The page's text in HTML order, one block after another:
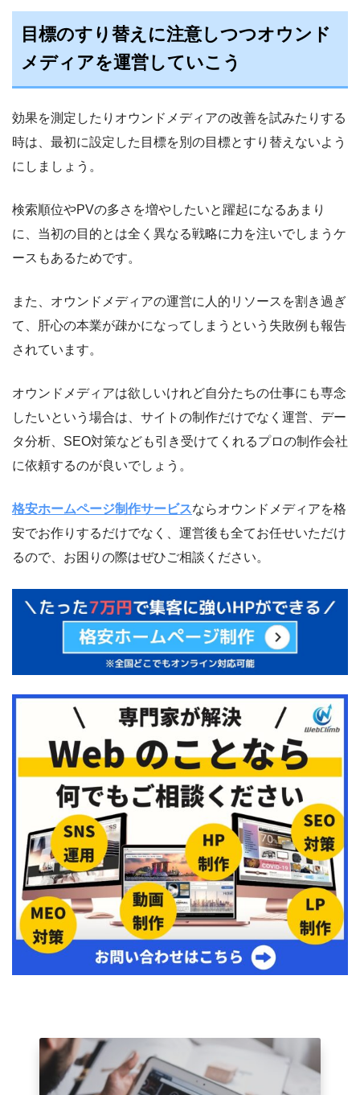
目標のすり替えに注意しつつオウンド
メディアを運営していこう
効果を測定したりオウンドメディアの改善を試みたりする
時は、最初に設定した目標を別の目標とすり替えないよう
にしましょう。
検索順位やPVの多さを増やしたいと躍起になるあまり
に、当初の目的とは全く異なる戦略に力を注いでしまうケ
ースもあるためです。
また、オウンドメディアの運営に人的リソースを割き過ぎ
て、肝心の本業が疎かになってしまうという失敗例も報告
されています。
オウンドメディアは欲しいけれど自分たちの仕事にも専念
したいという場合は、サイトの制作だけでなく運営、デー
タ分析、SEO対策なども引き受けてくれるプロの制作会社
に依頼するのが良いでしょう。
格安ホームページ制作サービスならオウンドメディアを格
安でお作りするだけでなく、運営後も全てお任せいただけ
るので、お困りの際はぜひご相談ください。